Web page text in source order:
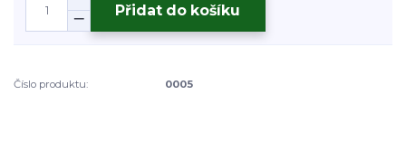
Přidat do košíku
Číslo produktu: 0005